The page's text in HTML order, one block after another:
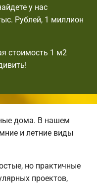
у нас
Рублей, 1 миллион
стоимость 1 м2
дома. В нашем
и летние виды
но практичные
проектов,